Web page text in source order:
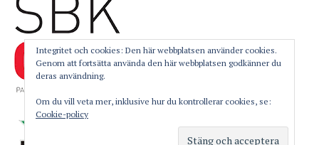
Integritet och cookies: Den här webbplatsen använder cookies.
Genom att fortsätta använda den här webbplatsen godkänner du
deras användning.
Om du vill veta mer, inklusive hur du kontrollerar cookies, se:
Cookie-policy